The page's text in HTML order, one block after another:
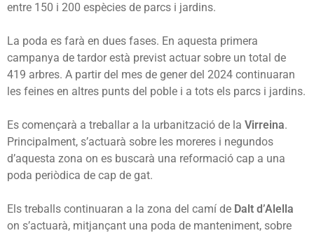
entre 150 i 200 espècies de parcs i jardins.
La poda es farà en dues fases. En aquesta primera
campanya de tardor està previst actuar sobre un total de
419 arbres. A partir del mes de gener del 2024 continuaran
les feines en altres punts del poble i a tots els parcs i jardins.
Es començarà a treballar a la urbanització de la Virreina.
Principalment, s’actuarà sobre les moreres i negundos
d’aquesta zona on es buscarà una reformació cap a una
poda periòdica de cap de gat.
Els treballs continuaran a la zona del camí de Dalt d’Alella
on s’actuarà, mitjançant una poda de manteniment, sobre